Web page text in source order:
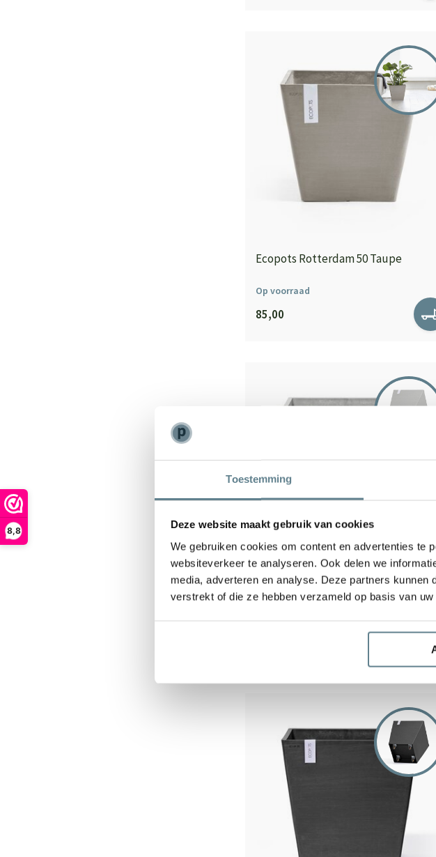
Toestemming
Deze website maakt gebruik van cookies
We gebruiken cookies om content en advertenties te
websiteverkeer te analyseren. Ook delen we
media, adverteren en analyse. Deze partners
verstrekt of die ze hebben verzameld op basis van
8,8
Ecopots Rotterdam 50 Taupe
Op voorraad
85,00
Ecopots Rotterdam 50 white-grey
met wielen
Op voorraad